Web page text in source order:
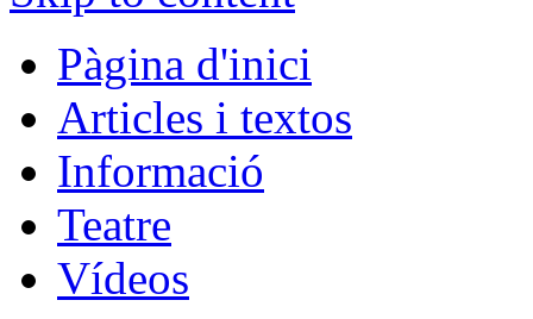
Pàgina d'inici
Articles i textos
Informació
Teatre
Vídeos